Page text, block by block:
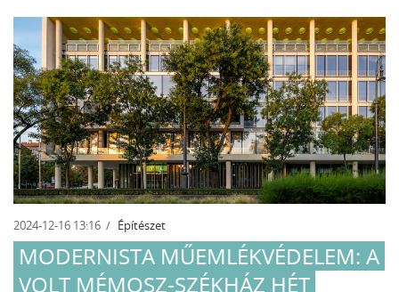
2024-12-16 13:16 Építészet
MODERNISTA MŰEMLÉKVÉDELEM: A
VOLT MÉMOSZ-SZÉKHÁZ HÉT